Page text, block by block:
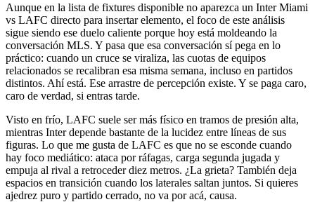
Aunque en la lista de fixtures disponible no aparezca un Inter Miami
vs LAFC directo para insertar elemento, el foco de este análisis
sigue siendo ese duelo caliente porque hoy está moldeando la
conversación MLS. Y pasa que esa conversación sí pega en lo
práctico: cuando un cruce se viraliza, las cuotas de equipos
relacionados se recalibran esa misma semana, incluso en partidos
distintos. Ahí está. Ese arrastre de percepción existe. Y se paga caro,
caro de verdad, si entras tarde.
Visto en frío, LAFC suele ser más físico en tramos de presión alta,
mientras Inter depende bastante de la lucidez entre líneas de sus
figuras. Lo que me gusta de LAFC es que no se esconde cuando
hay foco mediático: ataca por ráfagas, carga segunda jugada y
empuja al rival a retroceder diez metros. ¿La grieta? También deja
espacios en transición cuando los laterales saltan juntos. Si quieres
ajedrez puro y partido cerrado, no va por acá, causa.